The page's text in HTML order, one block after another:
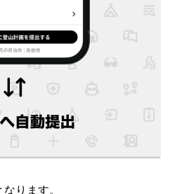
ります。